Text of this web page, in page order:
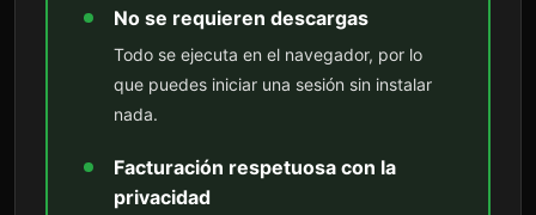
No se requieren descargas
Todo se ejecuta en el navegador, por lo
que puedes iniciar una sesión sin instalar
nada.
Facturación respetuosa con la
privacidad